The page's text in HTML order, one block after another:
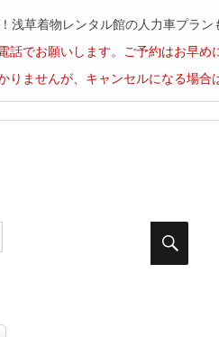
浅草着物レンタル館の人力車プラン
話でお願いします。ご予約はお早め
りませんが、キャンセルになる場合
検